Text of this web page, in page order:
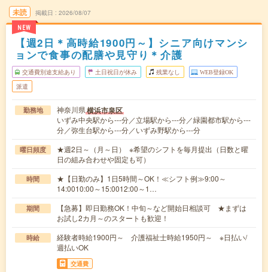
未読
NEW
掲載日 2026/08/07
【週2日＊高時給1900円～】シニア向けマンシ
ョンで食事の配膳や見守り＊介護
交通費別途支給あり 土日祝日が休み 残業なし WEB登録OK
派遣
勤務地 神奈川県横浜市泉区
いずみ中央駅から---分／立場駅から---分／緑園都市駅から---
分／弥生台駅から---分／いずみ野駅から---分
曜日頻度
★週2日～（月～日） ※希望のシフトを毎月提出（日数と曜
日の組み合わせや固定も可）
時間
★【日勤のみ】1日5時間～OK！≪シフト例≫9:00～
14:0010:00～15:0012:00～1…
期間
【急募】即日勤務OK！中旬～など開始日相談可 ★まずは
お試し2カ月～のスタートも歓迎！
時給
経験者時給1900円～ 介護福祉士時給1950円～ ※日払い/
週払いOK
交通費